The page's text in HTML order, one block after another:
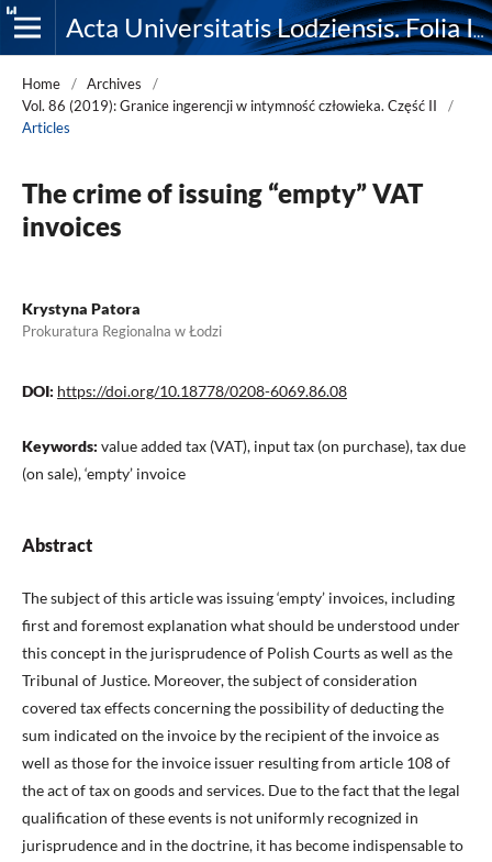
Acta Universitatis Lodziensis. Folia Iuridica
Home / Archives
/
Vol. 86 (2019): Granice ingerencji w intymność człowieka. Część II
/
Articles
The crime of issuing “empty” VAT
invoices
Krystyna Patora
Prokuratura Regionalna w Łodzi
DOI: https://doi.org/10.18778/0208-6069.86.08
Keywords: value added tax (VAT), input tax (on purchase), tax due
(on sale), ‘empty’ invoice
Abstract
The subject of this article was issuing ‘empty’ invoices, including
first and foremost explanation what should be understood under
this concept in the jurisprudence of Polish Courts as well as the
Tribunal of Justice. Moreover, the subject of consideration
covered tax effects concerning the possibility of deducting the
sum indicated on the invoice by the recipient of the invoice as
well as those for the invoice issuer resulting from article 108 of
the act of tax on goods and services. Due to the fact that the legal
qualification of these events is not uniformly recognized in
jurisprudence and in the doctrine, it has become indispensable to